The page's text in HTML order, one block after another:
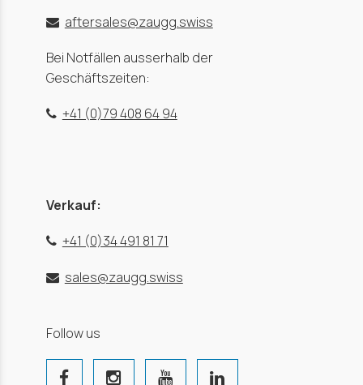
aftersales@zaugg.swiss
Bei Notfällen ausserhalb der
Geschäftszeiten:
+41 (0)79 408 64 94
Verkauf:
+41 (0)34 491 81 71
sales@zaugg.swiss
Follow us